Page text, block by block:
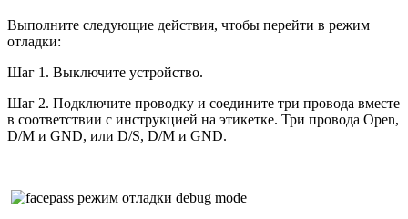
Выполните следующие действия, чтобы перейти в режим
отладки:
Шаг 1. Выключите устройство.
Шаг 2. Подключите проводку и соедините три провода вместе
в соответствии с инструкцией на этикетке. Три провода Open,
D/M и GND, или D/S, D/M и GND.